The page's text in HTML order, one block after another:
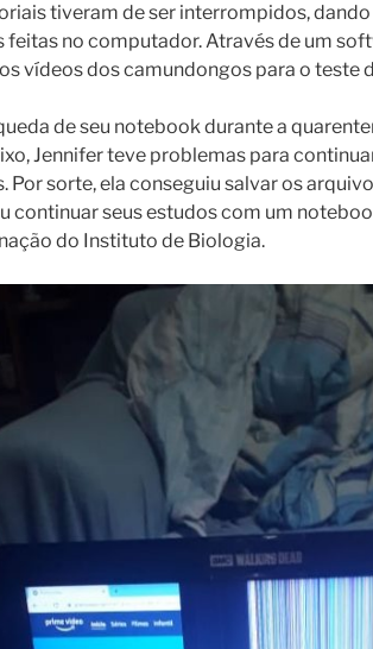
tiveram de ser interrompidos,
feitas no computador. Através de um
vídeos dos camundongos para o teste
de seu notebook durante a
Jennifer teve problemas para
Por sorte, ela conseguiu salvar os
continuar seus estudos com um
do Instituto de Biologia.